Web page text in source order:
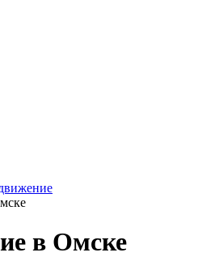
в Омске